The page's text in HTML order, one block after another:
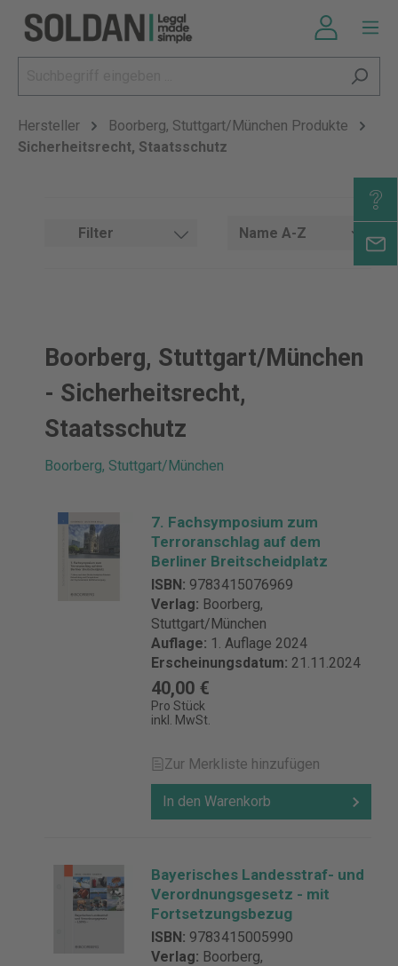
Hersteller
Boorberg, Stuttgart/München Produkte
Sicherheitsrecht, Staatsschutz
Filter
Boorberg, Stuttgart/München
- Sicherheitsrecht,
Staatsschutz
Boorberg, Stuttgart/München
7. Fachsymposium zum
Terroranschlag auf dem
Berliner Breitscheidplatz
ISBN: 9783415076969
Verlag: Boorberg,
Stuttgart/München
Auflage: 1. Auflage 2024
Erscheinungsdatum: 21.11.2024
40,00 €
Pro Stück
inkl. MwSt.
Zur Merkliste hinzufügen
In den Warenkorb
Bayerisches Landesstraf- und
Verordnungsgesetz - mit
Fortsetzungsbezug
ISBN: 9783415005990
Verlag: Boorberg,